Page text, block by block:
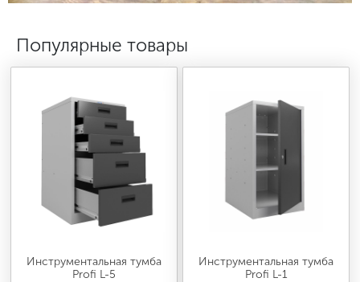
МЕБЕЛЬ ДЛЯ ДОМА
МЕБЕЛЬ ДЛЯ СТОЛОВЫХ
Популярные товары
Инструментальная тумба
Profi L-5
Инструментальная тумба
Profi L-1